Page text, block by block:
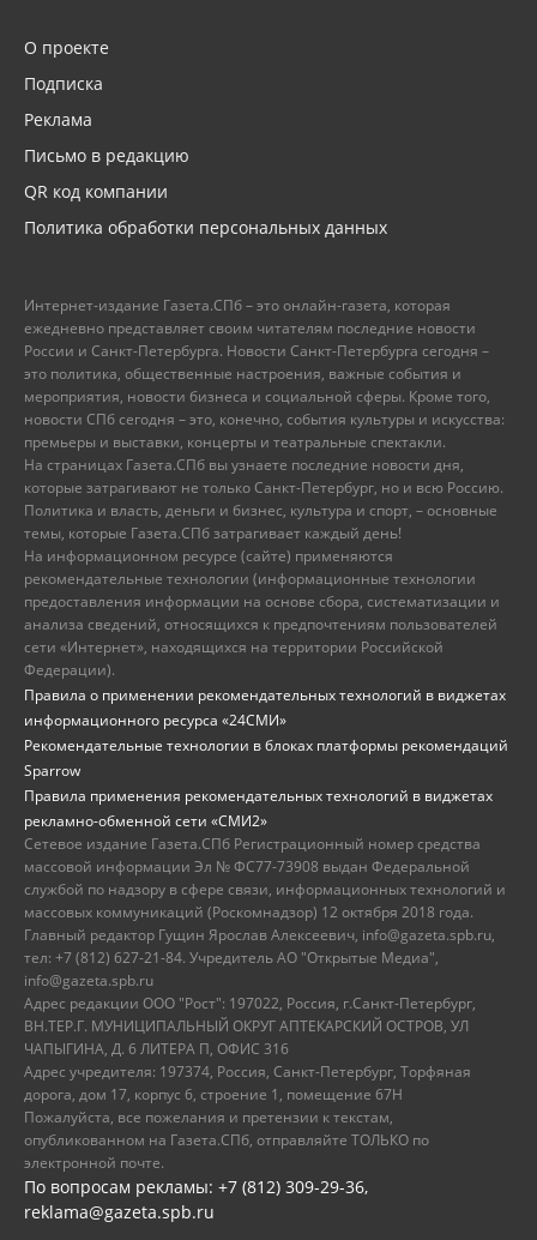
О проекте
Подписка
Реклама
Письмо в редакцию
QR код компании
Политика обработки персональных данных
Интернет-издание Газета.СПб – это онлайн-газета, которая
ежедневно представляет своим читателям последние новости
России и Санкт-Петербурга. Новости Санкт-Петербурга сегодня –
это политика, общественные настроения, важные события и
мероприятия, новости бизнеса и социальной сферы. Кроме того,
новости СПб сегодня – это, конечно, события культуры и искусства:
премьеры и выставки, концерты и театральные спектакли.
На страницах Газета.СПб вы узнаете последние новости дня,
которые затрагивают не только Санкт-Петербург, но и всю Россию.
Политика и власть, деньги и бизнес, культура и спорт, – основные
темы, которые Газета.СПб затрагивает каждый день!
На информационном ресурсе (сайте) применяются
рекомендательные технологии (информационные технологии
предоставления информации на основе сбора, систематизации и
анализа сведений, относящихся к предпочтениям пользователей
сети «Интернет», находящихся на территории Российской
Федерации).
Правила о применении рекомендательных технологий в виджетах
информационного ресурса «24СМИ»
Рекомендательные технологии в блоках платформы рекомендаций
Sparrow
Правила применения рекомендательных технологий в виджетах
рекламно-обменной сети «СМИ2»
Сетевое издание Газета.СПб Регистрационный номер средства
массовой информации Эл № ФС77-73908 выдан Федеральной
службой по надзору в сфере связи, информационных технологий и
массовых коммуникаций (Роскомнадзор) 12 октября 2018 года.
Главный редактор Гущин Ярослав Алексеевич, info@gazeta.spb.ru,
тел: +7 (812) 627-21-84. Учредитель АО "Открытые Медиа",
info@gazeta.spb.ru
Адрес редакции ООО "Рост": 197022, Россия, г.Санкт-Петербург,
ВН.ТЕР.Г. МУНИЦИПАЛЬНЫЙ ОКРУГ АПТЕКАРСКИЙ ОСТРОВ, УЛ
ЧАПЫГИНА, Д. 6 ЛИТЕРА П, ОФИС 316
Адрес учредителя: 197374, Россия, Санкт-Петербург, Торфяная
дорога, дом 17, корпус 6, строение 1, помещение 67Н
Пожалуйста, все пожелания и претензии к текстам,
опубликованном на Газета.СПб, отправляйте ТОЛЬКО по
электронной почте.
По вопросам рекламы: +7 (812) 309-29-36,
reklama@gazeta.spb.ru